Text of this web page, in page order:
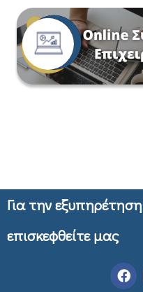
Για την
επισκεφθείτε μας